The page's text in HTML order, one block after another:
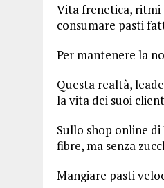
Vita frenetica, ritmi
consumare pasti
Per mantenere la
Questa realtà,
la vita dei suoi
Sullo shop online di
fibre, ma senza
Mangiare pasti